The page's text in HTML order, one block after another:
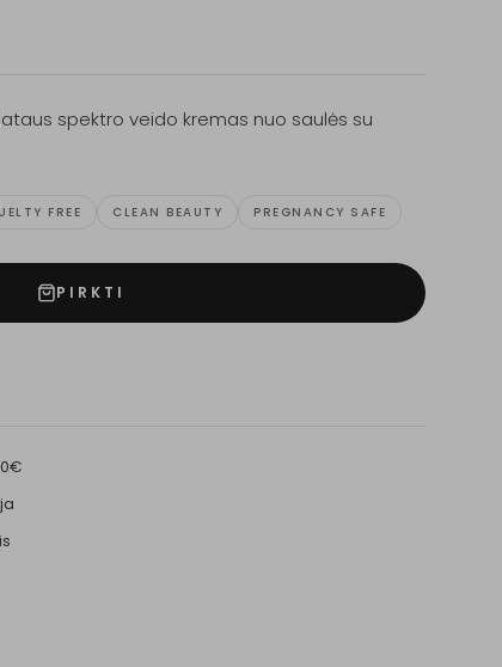
spektro veido kremas nuo saulės su
FREE CLEAN BEAUTY PREGNANCY SAFE
PIRKTI